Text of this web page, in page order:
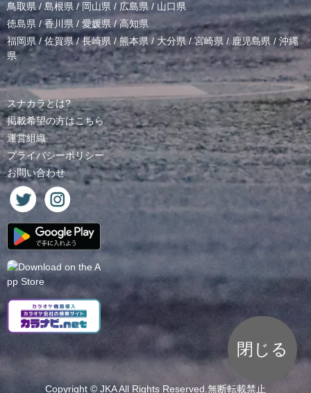
鳥取県/ 島根県 /岡山県/ 広島県 / 山口県
徳島県 /香川県 / 愛媛県/高知県
福岡県/佐賀県/長崎県 /熊本県/ 大分県/宮崎県 /鹿児島県 / 沖縄
県
スナカラとは?
掲載希望の方はこちら
運営組織
プライバシーポリシー
お問い合わせ
Copyright © JKAAll Rights Reserved.無断転載禁止
閉じる